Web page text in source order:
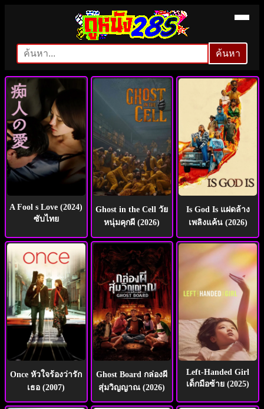
ดู
หนัง
ออนไลน์
ใหม่ๆ
ฟรี
HD
โรง
พากย์
ไทย
เต็ม
เรื่อง
ค้นหา
ค้นหา
A Fool s Love (2024)
ซับไทย
Ghost in the Cell วัย
หนุ่มคุกผี (2026)
Is God Is แฝดล้าง
เพลิงแค้น (2026)
Once หัวใจร้องว่ารัก
เธอ (2007)
Ghost Board กล่องผี
สุ่มวิญญาณ (2026)
Left-Handed Girl
เด็กมือซ้าย (2025)